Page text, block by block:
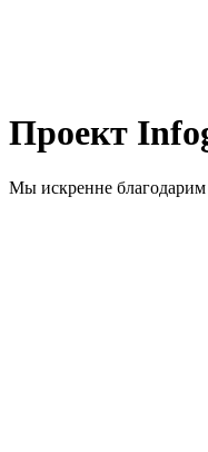
Проект
Мы искренне благодарим